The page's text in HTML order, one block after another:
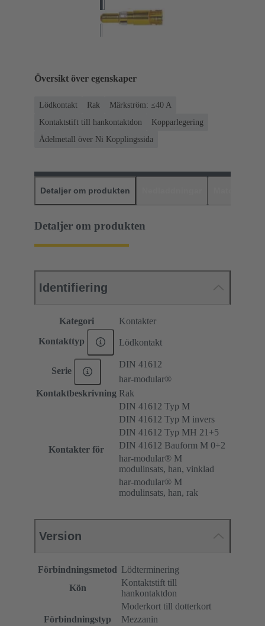
Översikt över egenskaper
Lödkontakt Rak
Märkström: ≤40 A
Kontaktstift till hankontaktdon
Kopparlegering
Ädelmetall över Ni Kopplingssida
Detaljer om produkten
Detaljer om produkten
Identifiering
Kategori Kontakter
Kontakttyp Lödkontakt
Serie
DIN 41612
har-modular®
Kontaktbeskrivning Rak
Kontakter för
DIN 41612 Typ M
DIN 41612 Typ M invers
DIN 41612 Typ MH 21+5
DIN 41612 Bauform M 0+2
har-modular® M
modulinsats, han, vinklad
har-modular® M
modulinsats, han, rak
Version
Förbindningsmetod Lödterminering
Kön
Kontaktstift till
hankontaktdon
Förbindningstyp
Moderkort till dotterkort
Mezzanin